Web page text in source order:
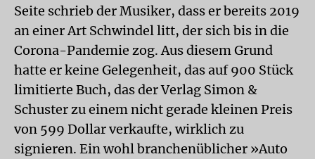
Seite schrieb der Musiker, dass er bereits 2019
an einer Art Schwindel litt, der sich bis in die
Corona-Pandemie zog. Aus diesem Grund
hatte er keine Gelegenheit, das auf 900 Stück
limitierte Buch, das der Verlag Simon &
Schuster zu einem nicht gerade kleinen Preis
von 599 Dollar verkaufte, wirklich zu
signieren. Ein wohl branchenüblicher »Auto